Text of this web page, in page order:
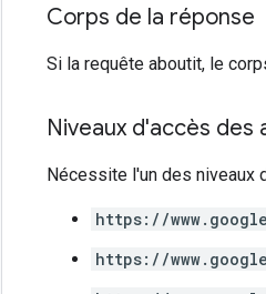
Corps de la réponse
Si la requête aboutit, le
Niveaux d'accès des
Nécessite l'un des niveaux
https://
https://